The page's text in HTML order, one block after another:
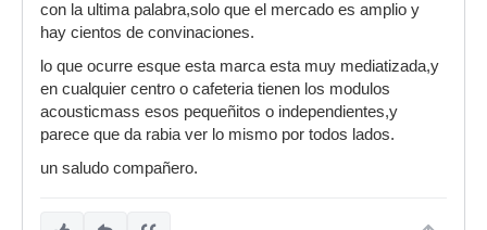
con la ultima palabra,solo que el mercado es amplio y
hay cientos de convinaciones.
lo que ocurre esque esta marca esta muy mediatizada,y
en cualquier centro o cafeteria tienen los modulos
acousticmass esos pequeñitos o independientes,y
parece que da rabia ver lo mismo por todos lados.
un saludo compañero.